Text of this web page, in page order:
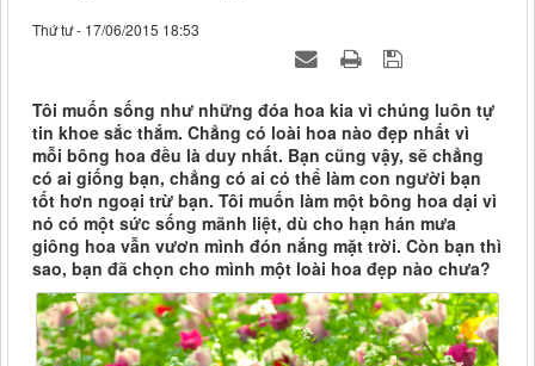
Thứ tư - 17/06/2015 18:53
Tôi muốn sống như những đóa hoa kia vì chúng luôn tự
tin khoe sắc thắm. Chẳng có loài hoa nào đẹp nhất vì
mỗi bông hoa đều là duy nhất. Bạn cũng vậy, sẽ chẳng
có ai giống bạn, chẳng có ai có thể làm con người bạn
tốt hơn ngoại trừ bạn. Tôi muốn làm một bông hoa dại vì
nó có một sức sống mãnh liệt, dù cho hạn hán mưa
giông hoa vẫn vươn mình đón nắng mặt trời. Còn bạn thì
sao, bạn đã chọn cho mình một loài hoa đẹp nào chưa?